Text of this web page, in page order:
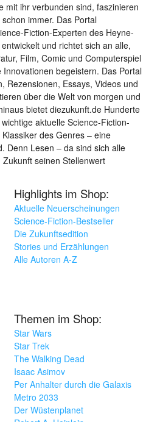
mit ihr verbunden sind, faszinieren
immer. Das Portal
Fiction-Experten des Heyne-
und richtet sich an alle,
Film, Comic und Computerspiel
begeistern. Das Portal
Rezensionen, Essays, Videos und
über die Welt von morgen und
bietet diezukunft.de Hunderte
aktuelle Science-Fiction-
des Genres – eine
Denn Lesen – da sind sich alle
seinen Stellenwert
Highlights im Shop:
Aktuelle Neuerscheinungen
Science-Fiction-Bestseller
Die Zukunftsedition
Stories und Erzählungen
Alle Autoren A-Z
Themen im Shop:
Star Wars
Star Trek
The Walking Dead
Isaac Asimov
Per Anhalter durch die Galaxis
Metro 2033
Der Wüstenplanet